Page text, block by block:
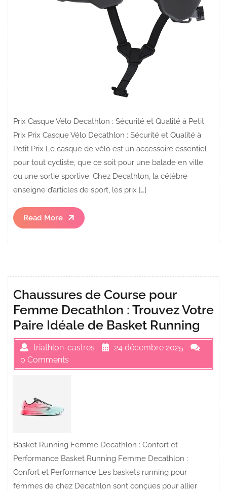
Prix Casque Vélo Decathlon : Sécurité et Qualité à Petit
Prix Prix Casque Vélo Decathlon : Sécurité et Qualité à
Petit Prix Le casque de vélo est un accessoire essentiel
pour tout cycliste, que ce soit pour une balade en ville
ou une sortie sportive. Chez Decathlon, la célèbre
enseigne d’articles de sport, les prix […]
Read More
Read
More
Chaussures de Course pour
Femme Decathlon : Trouvez Votre
Paire Idéale de Basket Running
triathlon-castres
24 décembre 2025
0 Comments
Basket Running Femme Decathlon : Confort et
Performance Basket Running Femme Decathlon :
Confort et Performance Les baskets running pour
femmes de chez Decathlon sont conçues pour allier